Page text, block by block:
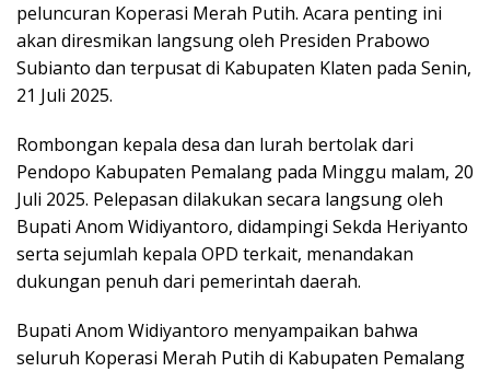
peluncuran Koperasi Merah Putih. Acara penting ini
akan diresmikan langsung oleh Presiden Prabowo
Subianto dan terpusat di Kabupaten Klaten pada Senin,
21 Juli 2025.
Rombongan kepala desa dan lurah bertolak dari
Pendopo Kabupaten Pemalang pada Minggu malam, 20
Juli 2025. Pelepasan dilakukan secara langsung oleh
Bupati Anom Widiyantoro, didampingi Sekda Heriyanto
serta sejumlah kepala OPD terkait, menandakan
dukungan penuh dari pemerintah daerah.
Bupati Anom Widiyantoro menyampaikan bahwa
seluruh Koperasi Merah Putih di Kabupaten Pemalang